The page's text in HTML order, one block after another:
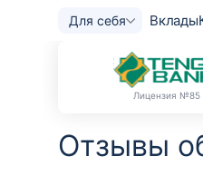
Для себя Вклады
Лицензия №85
Отзывы